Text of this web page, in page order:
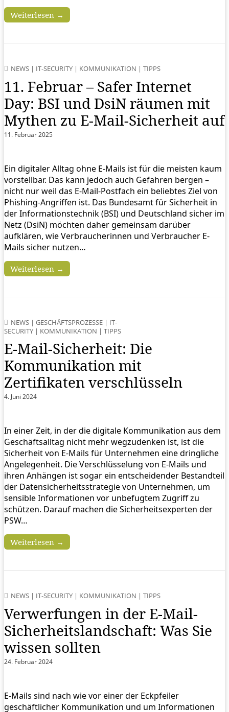
Weiterlesen →
NEWS | IT-SECURITY | KOMMUNIKATION | TIPPS
11. Februar – Safer Internet
Day: BSI und DsiN räumen mit
Mythen zu E-Mail-Sicherheit auf
11. Februar 2025
Ein digitaler Alltag ohne E-Mails ist für die meisten kaum
vorstellbar. Das kann jedoch auch Gefahren bergen –
nicht nur weil das E-Mail-Postfach ein beliebtes Ziel von
Phishing-Angriffen ist. Das Bundesamt für Sicherheit in
der Informationstechnik (BSI) und Deutschland sicher im
Netz (DsiN) möchten daher gemeinsam darüber
aufklären, wie Verbraucherinnen und Verbraucher E-
Mails sicher nutzen…
Weiterlesen →
NEWS | GESCHÄFTSPROZESSE | IT-
SECURITY | KOMMUNIKATION | TIPPS
E-Mail-Sicherheit: Die
Kommunikation mit
Zertifikaten verschlüsseln
4. Juni 2024
In einer Zeit, in der die digitale Kommunikation aus dem
Geschäftsalltag nicht mehr wegzudenken ist, ist die
Sicherheit von E-Mails für Unternehmen eine dringliche
Angelegenheit. Die Verschlüsselung von E-Mails und
ihren Anhängen ist sogar ein entscheidender Bestandteil
der Datensicherheitsstrategie von Unternehmen, um
sensible Informationen vor unbefugtem Zugriff zu
schützen. Darauf machen die Sicherheitsexperten der
PSW…
Weiterlesen →
NEWS | IT-SECURITY | KOMMUNIKATION | TIPPS
Verwerfungen in der E-Mail-
Sicherheitslandschaft: Was Sie
wissen sollten
24. Februar 2024
E-Mails sind nach wie vor einer der Eckpfeiler
geschäftlicher Kommunikation und um Informationen